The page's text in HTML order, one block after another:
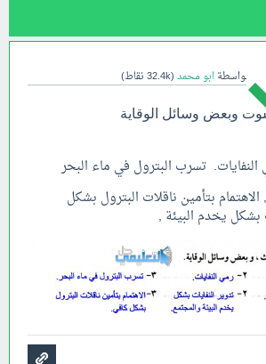
بواسطة ابو محمد (
32.4k نقاط)
وبعض وسائل الوقاية
تسرب البترول في ماء البحر
الاهتمام بتأمين ناقلات البترول بشكل
بشكل يخدم البيئة ,